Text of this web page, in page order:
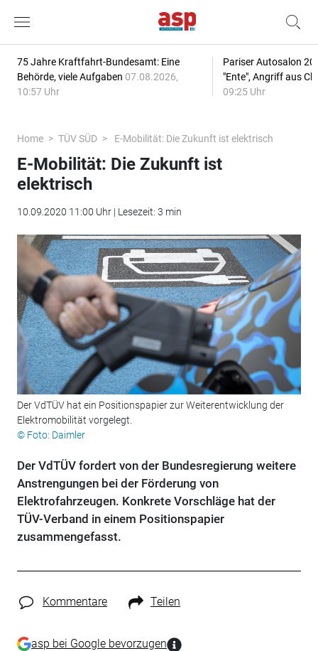
75 Jahre Kraftfahrt-Bundesamt: Eine
Behörde, viele Aufgaben 07.08.2026,
10:57 Uhr
Pariser Autosalon
"Ente", Angriff aus
09:25 Uhr
Home TÜV SÜD E-Mobilität: Die Zukunft ist elektrisch
E-Mobilität: Die Zukunft ist
elektrisch
10.09.2020 11:00 Uhr | Lesezeit: 3 min
Der VdTÜV hat ein Positionspapier zur Weiterentwicklung der
Elektromobilität vorgelegt.
© Foto: Daimler
Der VdTÜV fordert von der Bundesregierung weitere
Anstrengungen bei der Förderung von
Elektrofahrzeugen. Konkrete Vorschläge hat der
TÜV-Verband in einem Positionspapier
zusammengefasst.
Kommentare Teilen
asp bei Google bevorzugen